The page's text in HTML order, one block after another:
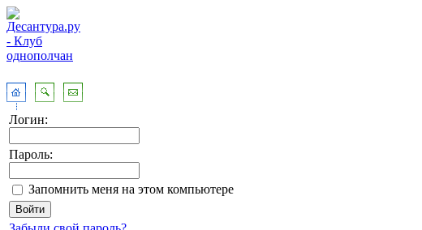
Логин:
Пароль:
Запомнить меня на этом компьютере